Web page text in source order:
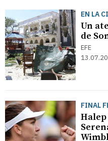
EN LA
Un
de
EFE
FINAL